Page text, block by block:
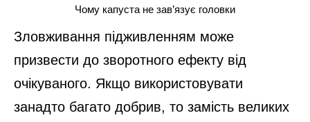
Чому капуста не зав’язує головки
Зловживання підживленням може
призвести до зворотного ефекту від
очікуваного. Якщо використовувати
занадто багато добрив, то замість великих